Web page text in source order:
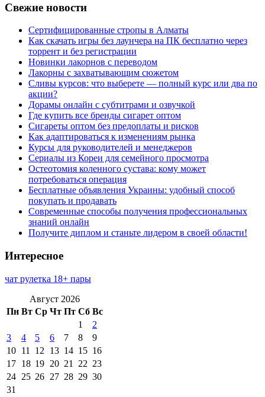
Свежие новости
Сертифицированные стропы в Алматы
Как скачать игры без лаунчера на ПК бесплатно через
торрент и без регистрации
Новинки лакорнов с переводом
Лакорны с захватывающим сюжетом
Сливы курсов: что выберете — полный курс или два по
акции?
Дорамы онлайн с субтитрами и озвучкой
Где купить все бренды сигарет оптом
Сигареты оптом без предоплаты и рисков
Как адаптироваться к изменениям рынка
Курсы для руководителей и менеджеров
Сериалы из Кореи для семейного просмотра
Остеотомия коленного сустава: кому может
потребоваться операция
Бесплатные объявления Украины: удобный способ
покупать и продавать
Современные способы получения профессиональных
знаний онлайн
Получите диплом и станьте лидером в своей области!
Интересное
чат рулетка 18+ пары
Август 2026
Пн Вт Ср Чт Пт Сб Вс
1
2
3
4 5 6 7 8
9
10 11 12 13 14 15 16
17 18 19 20 21 22 23
24 25 26 27 28 29 30
31